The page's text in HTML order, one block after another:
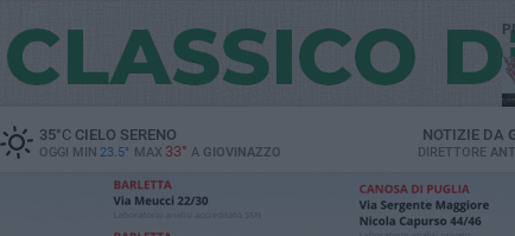
35°CCIELO SERENO
OGGI MIN 23.5° MAX 33° A GIOVINAZZO
NOTIZIE DA
DIRETTORE